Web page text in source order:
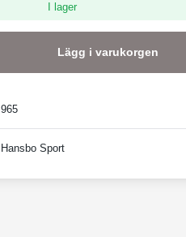
I lager
Lägg i varukorgen
965
Hansbo Sport